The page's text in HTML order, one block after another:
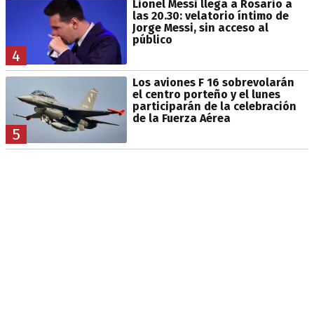
4
Lionel Messi llega a Rosario a
las 20.30: velatorio íntimo de
Jorge Messi, sin acceso al
público
5
Los aviones F 16 sobrevolarán
el centro porteño y el lunes
participarán de la celebración
de la Fuerza Aérea